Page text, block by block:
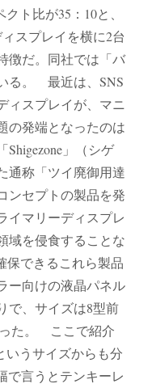
ト比が35：10と、
スプレイを横に2台
徴だ。同社では「バ
る。 最近は、SNS
ィスプレイが、マニ
の発端となったのは
」（シゲ
通称「ツイ廃御用達
ンセプトの製品を発
マリーディスプレ
域を侵食することな
保できるこれら製品
ー向けの液晶パネル
で、サイズは8型前
た。 ここで紹介
いうサイズからも分
で言うとテンキーレ